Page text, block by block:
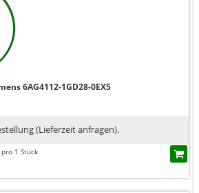
6AG4112-1GD28-0EX5
(Lieferzeit anfragen).
1 Stück